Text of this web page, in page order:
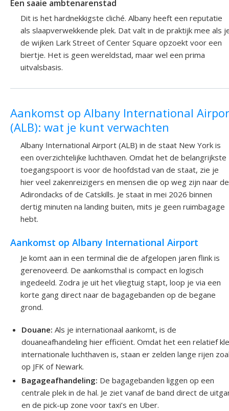
Een saaie ambtenarenstad
Dit is het hardnekkigste cliché. Albany heeft een reputatie
als slaapverwekkende plek. Dat valt in de praktijk mee als
de wijken Lark Street of Center Square opzoekt voor een
biertje. Het is geen wereldstad, maar wel een prima
uitvalsbasis.
Aankomst op Albany International
(ALB): wat je kunt verwachten
Albany International Airport (ALB) in de staat New York is
een overzichtelijke luchthaven. Omdat het de belangrijkste
toegangspoort is voor de hoofdstad van de staat, zie je
hier veel zakenreizigers en mensen die op weg zijn naar de
Adirondacks of de Catskills. Je staat in mei 2026 binnen
dertig minuten na landing buiten, mits je geen ruimbagage
hebt.
Aankomst op Albany International Airport
Je komt aan in een terminal die de afgelopen jaren flink is
gerenoveerd. De aankomsthal is compact en logisch
ingedeeld. Zodra je uit het vliegtuig stapt, loop je via een
korte gang direct naar de bagagebanden op de begane
grond.
Douane: Als je internationaal aankomt, is de
douaneafhandeling hier efficiënt. Omdat het een relatief
internationale luchthaven is, staan er zelden lange rijen
op JFK of Newark.
Bagageafhandeling: De bagagebanden liggen op een
centrale plek in de hal. Je ziet vanaf de band direct de
en de pick-up zone voor taxi’s en Uber.